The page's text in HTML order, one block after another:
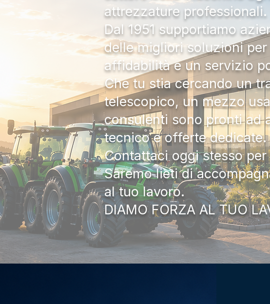
attrezzature professionali.
Dal 1951 supportiamo
delle migliori soluzioni
affidabilità e un servizio
Che tu stia cercando un
telescopico, un mezzo
consulenti sono pronti ad
tecnico e offerte dedicate.
Contattaci oggi stesso
Saremo lieti di
al tuo lavoro.
DIAMO FORZA AL TUO